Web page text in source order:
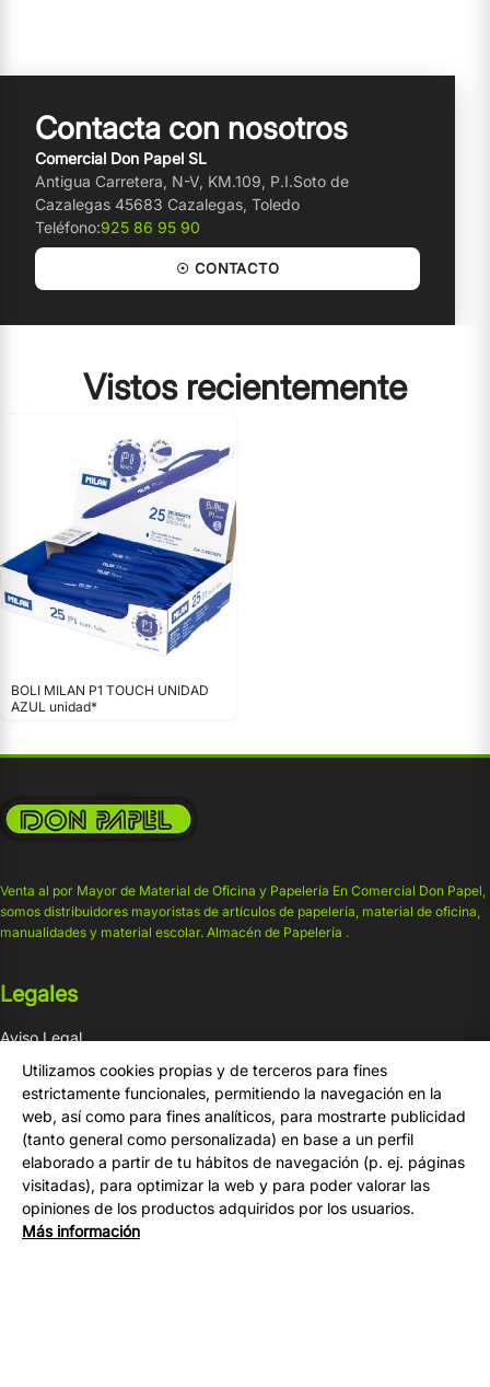
Contacta con nosotros
Comercial Don Papel SL
Antigua Carretera, N-V, KM.109, P.I.Soto de
Cazalegas 45683 Cazalegas, Toledo
Teléfono:925 86 95 90
☉ CONTACTO
Vistos recientemente
BOLI MILAN P1 TOUCH UNIDAD
AZUL unidad*
Venta al por Mayor de Material de Oficina y Papelería En Comercial Don Papel,
somos distribuidores mayoristas de artículos de papelería, material de oficina,
manualidades y material escolar. Almacén de Papelería .
Legales
Aviso Legal
Condiciones de venta
Privacidad
Cookies
Compra
Tu Cuenta
Utilizamos cookies propias y de terceros para fines
estrictamente funcionales, permitiendo la navegación en la
web, así como para fines analíticos, para mostrarte publicidad
(tanto general como personalizada) en base a un perfil
elaborado a partir de tu hábitos de navegación (p. ej. páginas
visitadas), para optimizar la web y para poder valorar las
opiniones de los productos adquiridos por los usuarios.
Más información